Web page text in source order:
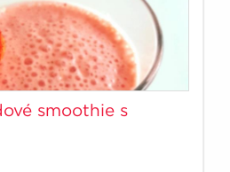
smoothie s